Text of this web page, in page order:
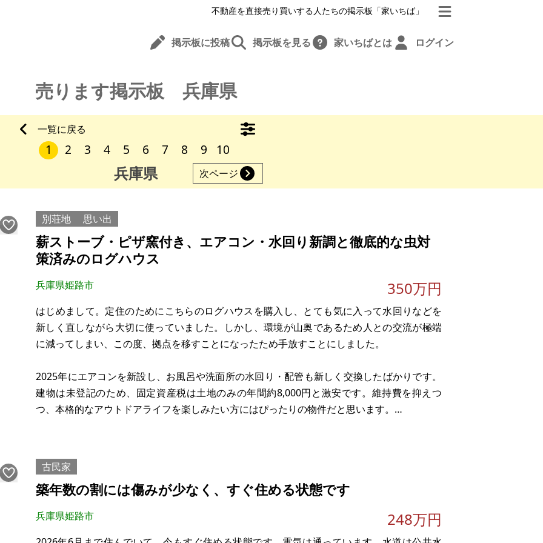
不動産を直接売り買いする人たちの掲示板「家いちば」
掲示板に投稿 掲示板を見る 家いちばとは ログイン
売ります掲示板 兵庫県
一覧に戻る
1 2 3 4 5 6 7 8 9 10
兵庫県 次ページ
別荘地 思い出
薪ストーブ・ピザ窯付き、エアコン・水回り新調と徹底的な虫対
策済みのログハウス
兵庫県姫路市 350万円
はじめまして。定住のためにこちらのログハウスを購入し、とても気に入って水回りなどを
新しく直しながら大切に使っていました。しかし、環境が山奥であるため人との交流が極端
に減ってしまい、この度、拠点を移すことになったため手放すことにしました。
2025年にエアコンを新設し、お風呂や洗面所の水回り・配管も新しく交換したばかりです。
建物は未登記のため、固定資産税は土地のみの年間約8,000円と激安です。維持費を抑えつ
つ、本格的なアウトドアライフを楽しみたい方にはぴったりの物件だと思います。
私自身が虫などが苦手だったため、数ヶ月かけて室内のあらゆる隙間を徹底的に塞
古民家
築年数の割には傷みが少なく、すぐ住める状態です
兵庫県姫路市 248万円